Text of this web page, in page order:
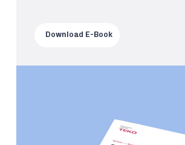
Download E-Book